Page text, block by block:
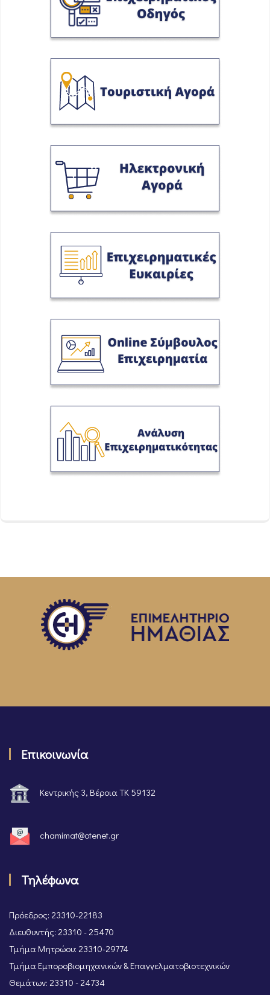
Επικοινωνία
Κεντρικής 3, Βέροια ΤΚ 59132
chamimat@otenet.gr
Τηλέφωνα
Πρόεδρος: 23310-22183
Διευθυντής: 23310 - 25470
Τμήμα Μητρώου: 23310-29774
Τμήμα Εμποροβιομηχανικών & Επαγγελματοβιοτεχνικών
Θεμάτων: 23310 - 24734